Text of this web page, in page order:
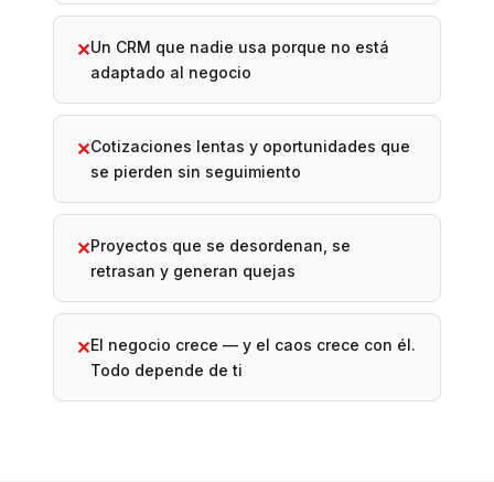
✕Un CRM que nadie usa porque no está
adaptado al negocio
✕Cotizaciones lentas y oportunidades que
se pierden sin seguimiento
✕Proyectos que se desordenan, se
retrasan y generan quejas
✕El negocio crece — y el caos crece con él.
Todo depende de ti